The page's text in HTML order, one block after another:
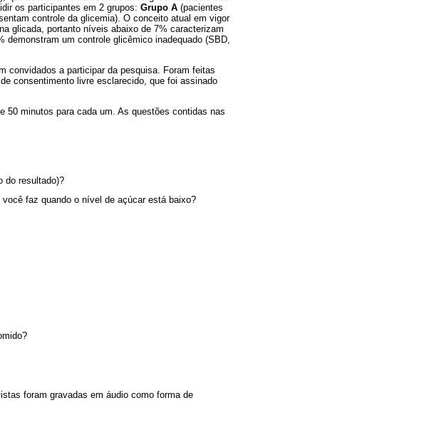
os participantes em 2 grupos: Grupo A (pacientes
controle da glicemia). O conceito atual em vigor
glicada, portanto níveis abaixo de 7% caracterizam
um controle glicêmico inadequado (SBD,
convidados a participar da pesquisa. Foram feitas
consentimento livre esclarecido, que foi assinado
50 minutos para cada um. As questões contidas nas
do resultado)?
faz quando o nível de açúcar está baixo?
foram gravadas em áudio como forma de